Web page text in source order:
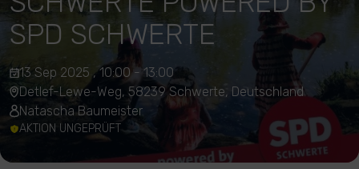
SPD SCHWERTE
13 Sep 2025 , 10:00 - 13:00
Detlef-Lewe-Weg, 58239 Schwerte, Deutschland
Natascha Baumeister
AKTION UNGEPRÜFT